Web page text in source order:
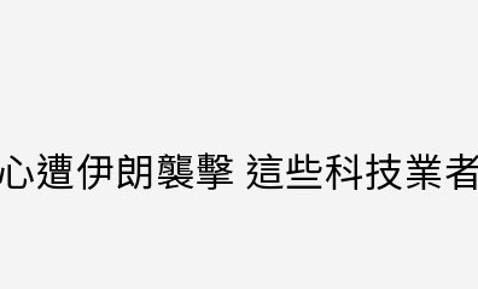
遭伊朗襲擊 這些科技業